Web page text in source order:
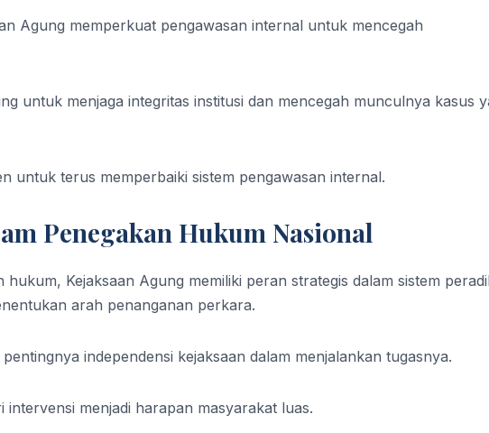
Agung memperkuat pengawasan internal untuk mencegah
untuk menjaga integritas institusi dan mencegah munculnya kasus
untuk terus memperbaiki sistem pengawasan internal.
Penegakan Hukum Nasional
hukum, Kejaksaan Agung memiliki peran strategis dalam sistem
arah penanganan perkara.
independensi kejaksaan dalam menjalankan tugasnya.
menjadi harapan masyarakat luas.